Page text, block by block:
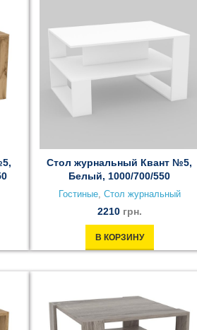
Стол журнальный Квант №5,
Белый, 1000/700/550
Гостиные, Стол журнальный
2210 грн.
В КОРЗИНУ